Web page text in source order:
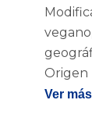
Origen
Ver